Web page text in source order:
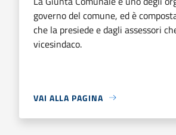
governo del comune, ed è
che la presiede e dagli assessori
vicesindaco.
VAI ALLA PAGINA